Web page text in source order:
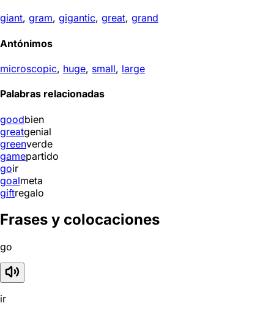
giant, gram, gigantic, great, grand
Antónimos
microscopic, huge, small, large
Palabras relacionadas
goodbien
greatgenial
greenverde
gamepartido
goir
goalmeta
giftregalo
Frases y colocaciones
go
ir